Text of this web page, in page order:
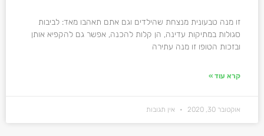
זו מנה טבעונית מנצחת שהילדים וגם אתם תאהבו מאד: לביבות
סגולות במתיקות עדינה, הן קלות להכנה, אפשר גם להקפיא אותן
ובזכות הטופו זו מנה עתירה
קרא עוד »
אוקטובר 30, 2020 אין תגובות